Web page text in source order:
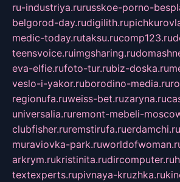
ru-industriya.rurusskoe-porno-
belgorod-day.rudigilith.ru
medic-today.rutaksu.rucomp123.ru
teensvoice.ruimgsharing.ru
eva-elfie.rufoto-tur.rubiz-doska.ru
veslo-i-yakor.ruborodino-media.ru
regionufa.ruweiss-bet.ruzaryna.ru
universalia.ruremont-mebeli-
clubfisher.ruremstirufa.ruerdamchi.ru
muraviovka-park.ru
arkrym.rukristinita.rudircomputer.ru
textexperts.rupivnaya-kruzhka.ru